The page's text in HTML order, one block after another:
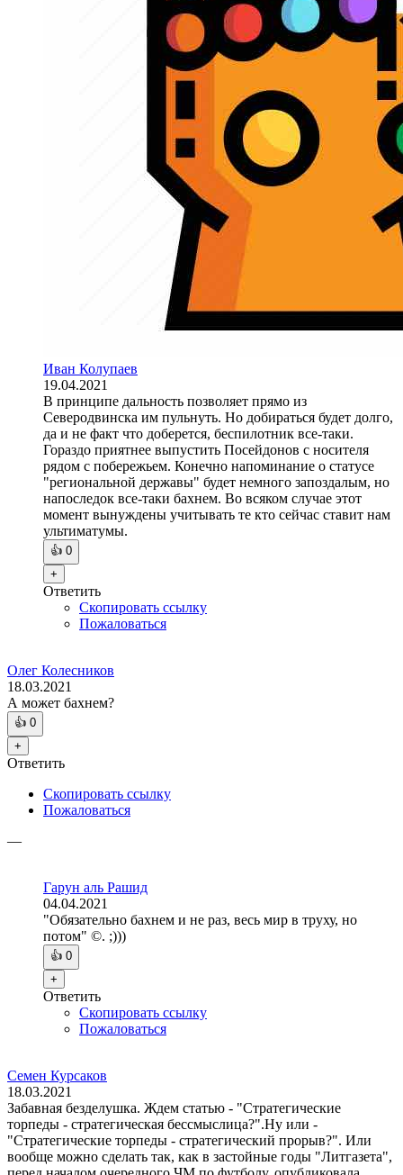
Иван Колупаев
19.04.2021
В принципе дальность позволяет прямо из
Северодвинска им пульнуть. Но добираться будет долго,
да и не факт что доберется, беспилотник все-таки.
Гораздо приятнее выпустить Посейдонов с носителя
рядом с побережьем. Конечно напоминание о статусе
"региональной державы" будет немного запоздалым, но
напоследок все-таки бахнем. Во всяком случае этот
момент вынуждены учитывать те кто сейчас ставит нам
ультиматумы.
👍 0
+
Ответить
Скопировать ссылку
Пожаловаться
Олег Колесников
18.03.2021
А может бахнем?
👍 0
+
Ответить
Скопировать ссылку
Пожаловаться
—
Гарун аль Рашид
04.04.2021
"Обязательно бахнем и не раз, весь мир в труху, но
потом" ©. ;)))
👍 0
+
Ответить
Скопировать ссылку
Пожаловаться
Семен Курсаков
18.03.2021
Забавная безделушка. Ждем статью - "Стратегические
торпеды - стратегическая бессмыслица?".Ну или -
"Стратегические торпеды - стратегический прорыв?". Или
вообще можно сделать так, как в застойные годы "Литгазета",